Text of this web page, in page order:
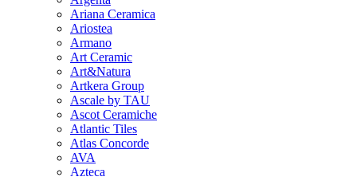
Ariana Ceramica
Ariostea
Armano
Art Ceramic
Art&Natura
Artkera Group
Ascale by TAU
Ascot Ceramiche
Atlantic Tiles
Atlas Concorde
AVA
Azteca